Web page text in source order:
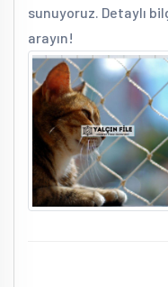
sunuyoruz. Detaylı
arayın!